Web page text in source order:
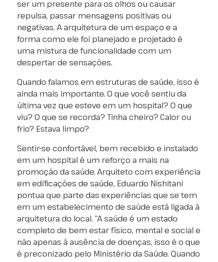
ser um presente para os olhos ou causar
repulsa, passar mensagens positivas ou
negativas. A arquitetura de um espaço e a
forma como ele foi planejado e projetado é
uma mistura de funcionalidade com um
despertar de sensações.
Quando falamos em estruturas de saúde, isso é
ainda mais importante. O que você sentiu da
última vez que esteve em um hospital? O que
viu? O que se recorda? Tinha cheiro? Calor ou
frio? Estava limpo?
Sentir-se confortável, bem recebido e instalado
em um hospital é um reforço a mais na
promoção da saúde. Arquiteto com experiência
em edificações de saúde, Eduardo Nishitani
pontua que parte das experiências que se tem
em um estabelecimento de saúde está ligada à
arquitetura do local. “A saúde é um estado
completo de bem estar físico, mental e social e
não apenas à ausência de doenças, isso é o que
é preconizado pelo Ministério da Saúde. Quando